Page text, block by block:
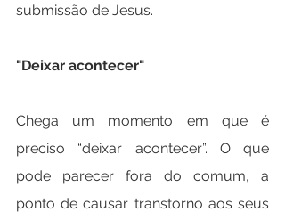
submissão de Jesus.
"Deixar acontecer"
Chega um momento em que é
preciso “deixar acontecer”. O que
pode parecer fora do comum, a
ponto de causar transtorno aos seus